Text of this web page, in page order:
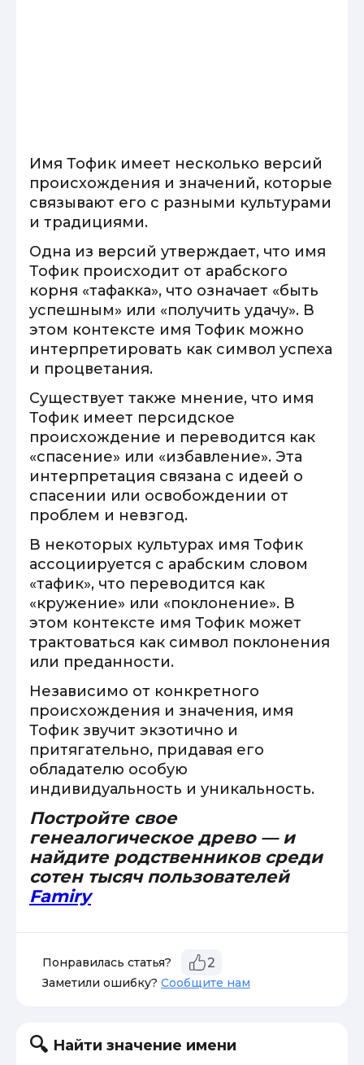
Имя Тофик имеет несколько версий
происхождения и значений, которые
связывают его с разными культурами
и традициями.
Одна из версий утверждает, что имя
Тофик происходит от арабского
корня «тафакка», что означает «быть
успешным» или «получить удачу». В
этом контексте имя Тофик можно
интерпретировать как символ успеха
и процветания.
Существует также мнение, что имя
Тофик имеет персидское
происхождение и переводится как
«спасение» или «избавление». Эта
интерпретация связана с идеей о
спасении или освобождении от
проблем и невзгод.
В некоторых культурах имя Тофик
ассоциируется с арабским словом
«тафик», что переводится как
«кружение» или «поклонение». В
этом контексте имя Тофик может
трактоваться как символ поклонения
или преданности.
Независимо от конкретного
происхождения и значения, имя
Тофик звучит экзотично и
притягательно, придавая его
обладателю особую
индивидуальность и уникальность.
Постройте свое
генеалогическое древо — и
найдите родственников среди
сотен тысяч пользователей
Famiry
Понравилась статья? 2
Заметили ошибку? Сообщите нам
Найти значение имени